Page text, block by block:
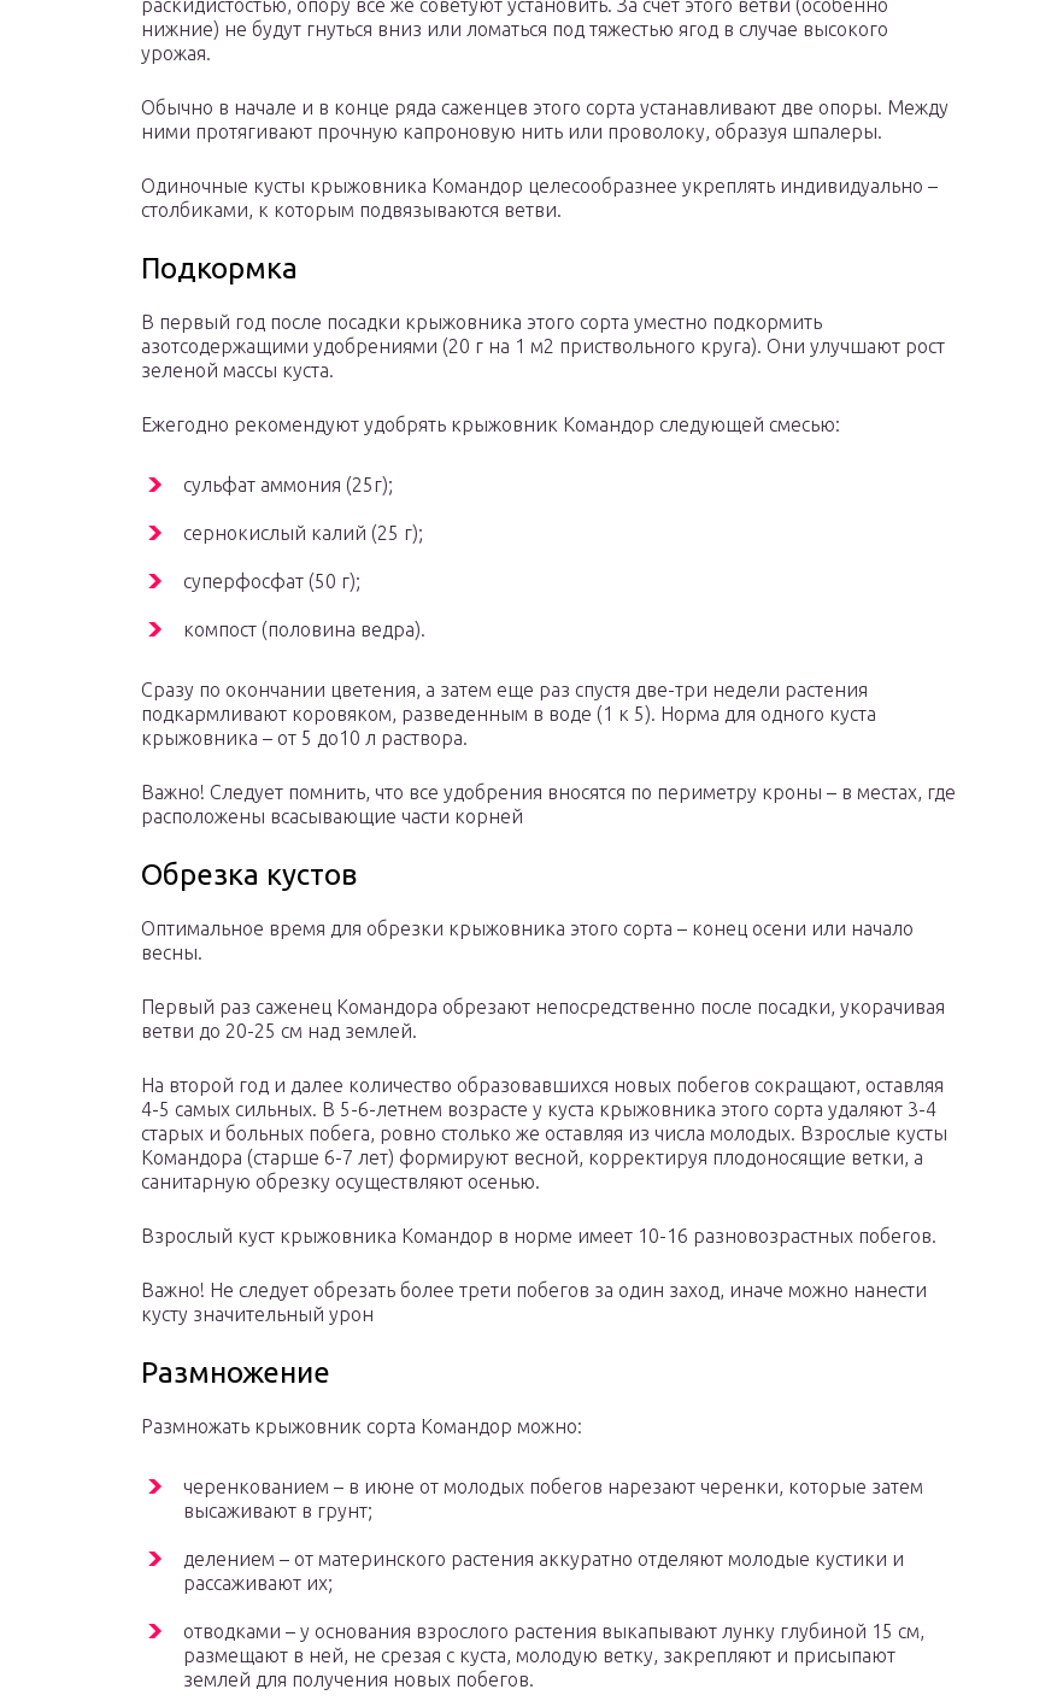
раскидистостью, опору все же советуют установить. За счет этого ветви (особенно
нижние) не будут гнуться вниз или ломаться под тяжестью ягод в случае высокого
урожая.
Обычно в начале и в конце ряда саженцев этого сорта устанавливают две опоры. Между
ними протягивают прочную капроновую нить или проволоку, образуя шпалеры.
Одиночные кусты крыжовника Командор целесообразнее укреплять индивидуально –
столбиками, к которым подвязываются ветви.
Подкормка
В первый год после посадки крыжовника этого сорта уместно подкормить
азотсодержащими удобрениями (20 г на 1 м2 приствольного круга). Они улучшают рост
зеленой массы куста.
Ежегодно рекомендуют удобрять крыжовник Командор следующей смесью:
сульфат аммония (25г);
сернокислый калий (25 г);
суперфосфат (50 г);
компост (половина ведра).
Сразу по окончании цветения, а затем еще раз спустя две-три недели растения
подкармливают коровяком, разведенным в воде (1 к 5). Норма для одного куста
крыжовника – от 5 до10 л раствора.
Важно! Следует помнить, что все удобрения вносятся по периметру кроны – в местах, где
расположены всасывающие части корней
Обрезка кустов
Оптимальное время для обрезки крыжовника этого сорта – конец осени или начало
весны.
Первый раз саженец Командора обрезают непосредственно после посадки, укорачивая
ветви до 20-25 см над землей.
На второй год и далее количество образовавшихся новых побегов сокращают, оставляя
4-5 самых сильных. В 5-6-летнем возрасте у куста крыжовника этого сорта удаляют 3-4
старых и больных побега, ровно столько же оставляя из числа молодых. Взрослые кусты
Командора (старше 6-7 лет) формируют весной, корректируя плодоносящие ветки, а
санитарную обрезку осуществляют осенью.
Взрослый куст крыжовника Командор в норме имеет 10-16 разновозрастных побегов.
Важно! Не следует обрезать более трети побегов за один заход, иначе можно нанести
кусту значительный урон
Размножение
Размножать крыжовник сорта Командор можно:
черенкованием – в июне от молодых побегов нарезают черенки, которые затем
высаживают в грунт;
делением – от материнского растения аккуратно отделяют молодые кустики и
рассаживают их;
отводками – у основания взрослого растения выкапывают лунку глубиной 15 см,
размещают в ней, не срезая с куста, молодую ветку, закрепляют и присыпают
землей для получения новых побегов.